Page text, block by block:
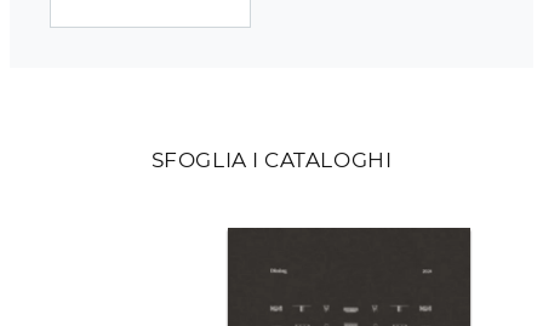
SFOGLIA I CATALOGHI